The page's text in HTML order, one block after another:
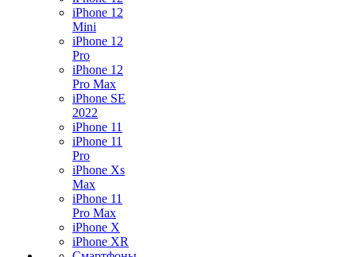
iPhone 12
Mini
iPhone 12
Pro
iPhone 12
Pro Max
iPhone SE
2022
iPhone 11
iPhone 11
Pro
iPhone Xs
Max
iPhone 11
Pro Max
iPhone X
iPhone XR